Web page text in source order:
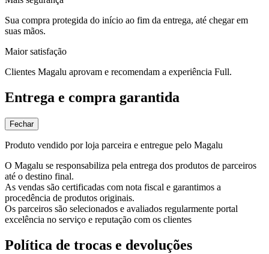
Sua compra protegida do início ao fim da entrega, até chegar em
suas mãos.
Maior satisfação
Clientes Magalu aprovam e recomendam a experiência Full.
Entrega e compra garantida
Fechar
Produto vendido por loja parceira e entregue pelo Magalu
O Magalu se responsabiliza pela entrega dos produtos de parceiros
até o destino final.
As vendas são certificadas com nota fiscal e garantimos a
procedência de produtos originais.
Os parceiros são selecionados e avaliados regularmente portal
excelência no serviço e reputação com os clientes
Política de trocas e devoluções